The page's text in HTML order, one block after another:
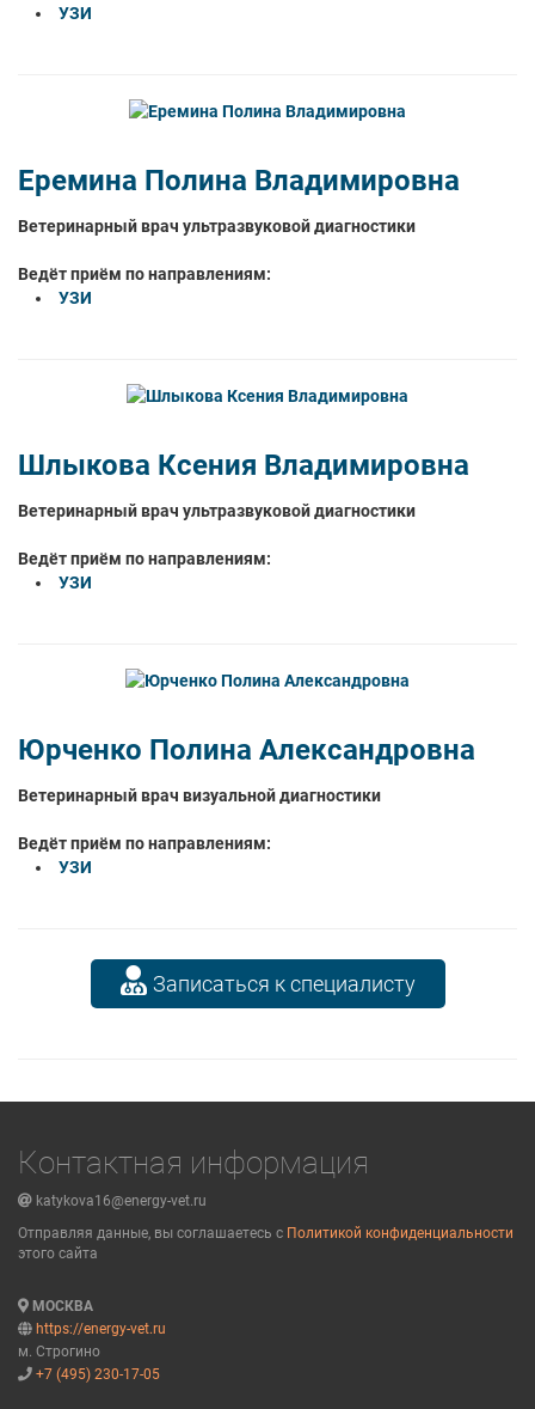
УЗИ
Еремина Полина Владимировна
Ветеринарный врач ультразвуковой диагностики
Ведёт приём по направлениям:
УЗИ
Шлыкова Ксения Владимировна
Ветеринарный врач ультразвуковой диагностики
Ведёт приём по направлениям:
УЗИ
Юрченко Полина Александровна
Ветеринарный врач визуальной диагностики
Ведёт приём по направлениям:
УЗИ
Записаться к специалисту
Контактная информация
katykova16@energy-vet.ru
Отправляя данные, вы соглашаетесь с Политикой конфиденциальности
этого сайта
МОСКВА
https://energy-vet.ru
м. Строгино
+7 (495) 230-17-05